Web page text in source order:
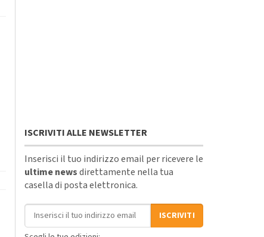
ISCRIVITI ALLE NEWSLETTER
Inserisci il tuo indirizzo email per ricevere le
ultime newsdirettamente nella tua
casella di posta elettronica.
Indirizzo email
ISCRIVITI